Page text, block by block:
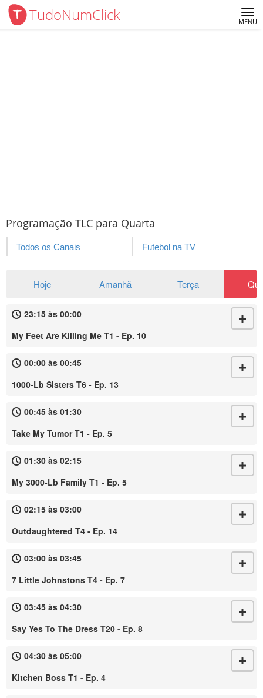
TudoNumClick MENU
Programação TLC para Quarta
Todos os Canais Futebol na TV
Hoje Amanhã Terça
23:15 às 00:00
My Feet Are Killing Me T1 - Ep. 10
00:00 às 00:45
1000-Lb Sisters T6 - Ep. 13
00:45 às 01:30
Take My Tumor T1 - Ep. 5
01:30 às 02:15
My 3000-Lb Family T1 - Ep. 5
02:15 às 03:00
Outdaughtered T4 - Ep. 14
03:00 às 03:45
7 Little Johnstons T4 - Ep. 7
03:45 às 04:30
Say Yes To The Dress T20 - Ep. 8
04:30 às 05:00
Kitchen Boss T1 - Ep. 4